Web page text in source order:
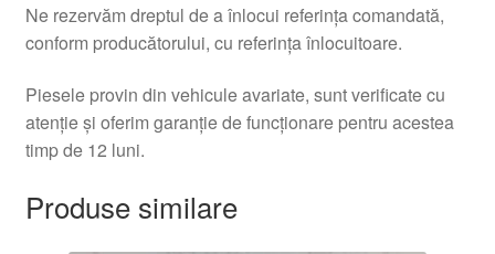
Ne rezervăm dreptul de a înlocui referința comandată,
conform producătorului, cu referința înlocuitoare.
Piesele provin din vehicule avariate, sunt verificate cu
atenție și oferim garanție de funcționare pentru acestea
timp de 12 luni.
Produse similare